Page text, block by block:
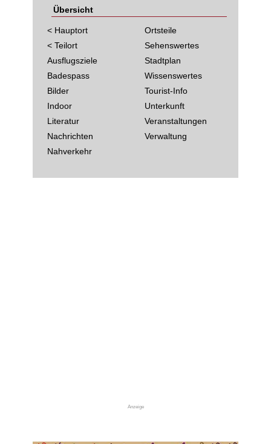
Übersicht
< Hauptort
< Teilort
Ausflugsziele
Badespass
Bilder
Indoor
Literatur
Nachrichten
Nahverkehr
Ortsteile
Sehenswertes
Stadtplan
Wissenswertes
Tourist-Info
Unterkunft
Veranstaltungen
Verwaltung
Anzeige